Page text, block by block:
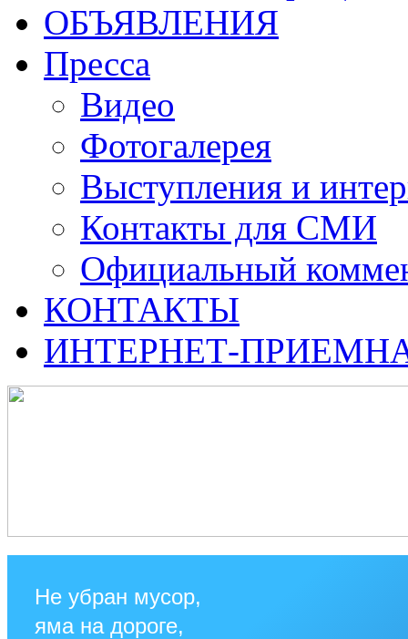
ОБЪЯВЛЕНИЯ
Пресса
Видео
Фотогалерея
Выступления и
Контакты для СМИ
Официальный
КОНТАКТЫ
ИНТЕРНЕТ-
Не убран мусор,
яма на дороге,